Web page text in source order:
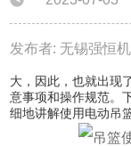
发布者: 无锡强恒
大，因此，也就出现
意事项和操作规范。
细地讲解使用电动吊